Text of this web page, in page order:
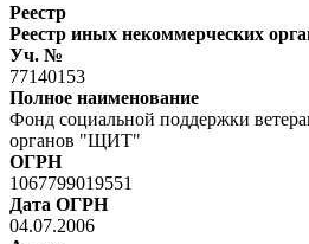
Реестр
Реестр иных некоммерческих
Уч. №
77140153
Полное наименование
Фонд социальной поддержки
органов "ЩИТ"
ОГРН
1067799019551
Дата ОГРН
04.07.2006